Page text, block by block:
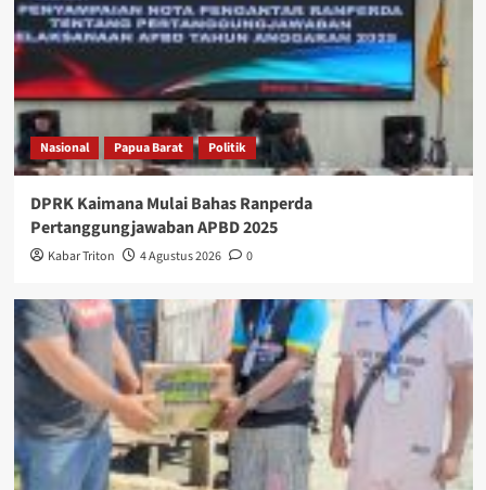
Nasional Papua Barat Politik
DPRK Kaimana Mulai Bahas Ranperda
Pertanggungjawaban APBD 2025
Kabar Triton 4 Agustus 2026 0